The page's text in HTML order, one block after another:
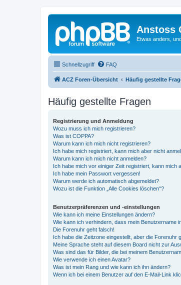
Anstoss
Etwas anders,
Schnellzugriff FAQ
ACZ Foren-Übersicht Häufig gestellte
Häufig gestellte Fragen
Registrierung und Anmeldung
Wozu muss ich mich registrieren?
Was ist COPPA?
Warum kann ich mich nicht registrieren?
Ich habe mich registriert, kann mich aber nicht
Warum kann ich mich nicht anmelden?
Ich habe mich vor einiger Zeit registriert, kann mich
Ich habe mein Passwort vergessen!
Warum werde ich automatisch abgemeldet?
Wozu ist die Funktion „Alle Cookies löschen“?
Benutzerpräferenzen und -einstellungen
Wie kann ich meine Einstellungen ändern?
Wie kann ich verhindern, dass mein Benutzername
Die Forenuhr geht falsch!
Ich habe die Zeitzone eingestellt, aber die Forenuhr
Meine Sprache steht auf diesem Board nicht zur
Was sind das für Bilder, die bei meinem
Wie verwende ich einen Avatar?
Was ist mein Rang und wie kann ich ihn ändern?
Wenn ich bei einem Benutzer auf den E-Mail-Link